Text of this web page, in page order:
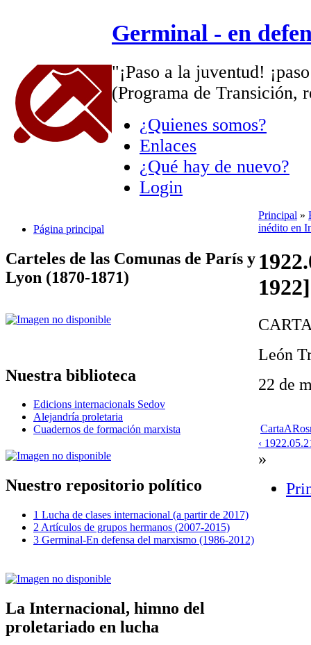
Germinal - en
"¡Paso a la juventud!
(Programa de Transición,
¿Quienes somos?
Enlaces
¿Qué hay de nuevo?
Login
Página principal
Carteles de las Comunas de París y
Lyon (1870-1871)
Nuestra biblioteca
Edicions internacionals Sedov
Alejandría proletaria
Cuadernos de formación marxista
Nuestro repositorio político
1 Lucha de clases internacional (a partir de 2017)
2 Artículos de grupos hermanos (2007-2015)
3 Germinal-En defensa del marxismo (1986-2012)
La Internacional, himno del
proletariado en lucha
Principal »
inédito en
1922]
León
22 de
‹
»